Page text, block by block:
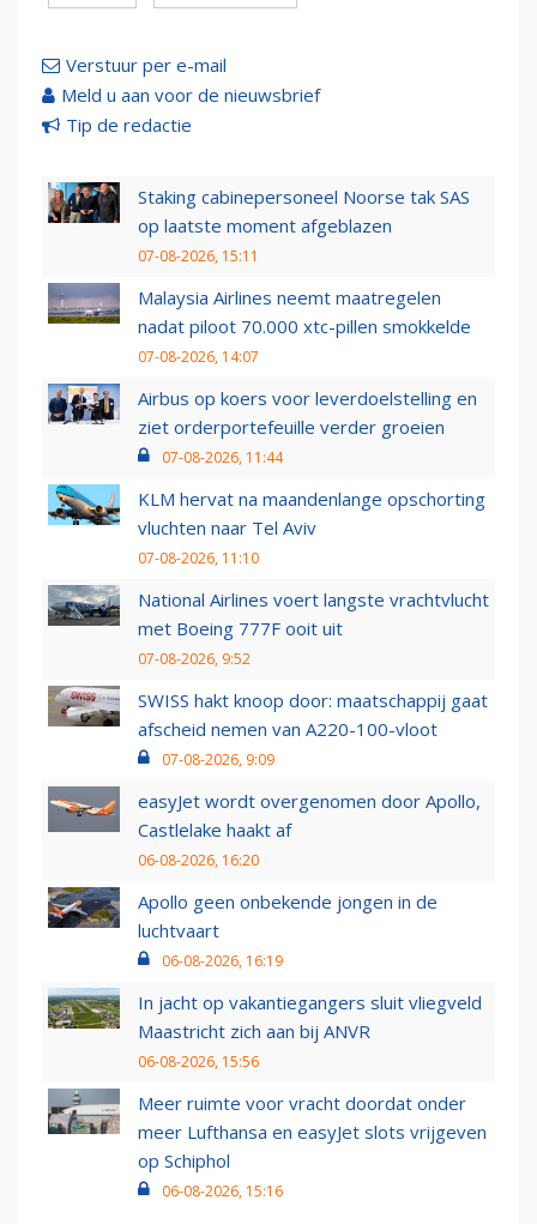
Verstuur per e-mail
Meld u aan voor de nieuwsbrief
Tip de redactie
Staking cabinepersoneel Noorse tak SAS
op laatste moment afgeblazen
07-08-2026, 15:11
Malaysia Airlines neemt maatregelen
nadat piloot 70.000 xtc-pillen smokkelde
07-08-2026, 14:07
Airbus op koers voor leverdoelstelling en
ziet orderportefeuille verder groeien
07-08-2026, 11:44
KLM hervat na maandenlange opschorting
vluchten naar Tel Aviv
07-08-2026, 11:10
National Airlines voert langste vrachtvlucht
met Boeing 777F ooit uit
07-08-2026, 9:52
SWISS hakt knoop door: maatschappij gaat
afscheid nemen van A220-100-vloot
07-08-2026, 9:09
easyJet wordt overgenomen door Apollo,
Castlelake haakt af
06-08-2026, 16:20
Apollo geen onbekende jongen in de
luchtvaart
06-08-2026, 16:19
In jacht op vakantiegangers sluit vliegveld
Maastricht zich aan bij ANVR
06-08-2026, 15:56
Meer ruimte voor vracht doordat onder
meer Lufthansa en easyJet slots vrijgeven
op Schiphol
06-08-2026, 15:16